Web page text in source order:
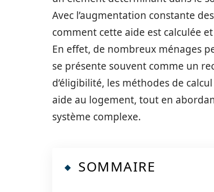
Avec l’augmentation constante
comment cette aide est calculée
En effet, de nombreux ménages
se présente souvent comme un
d’éligibilité, les méthodes de
aide au logement, tout en
système complexe.
SOMMAIRE